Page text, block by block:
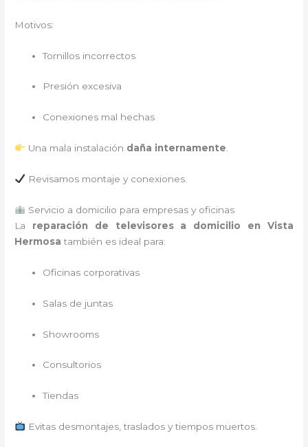
Motivos:
Tornillos incorrectos
Presión excesiva
Conexiones mal hechas
Una mala instalación daña internamente
Revisamos montaje y conexiones.
Servicio a domicilio para empresas y oficinas
La reparación de televisores a domicilio en Vista
Hermosa también es ideal para:
Oficinas corporativas
Salas de juntas
Showrooms
Consultorios
Tiendas
Evitas desmontajes, traslados y tiempos muertos.